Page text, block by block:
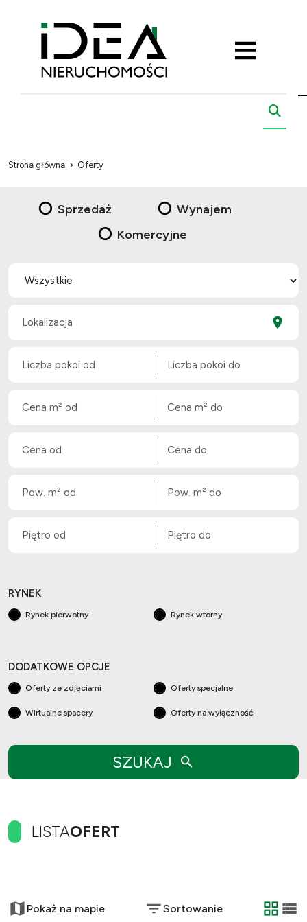
Strona główna Oferty
Sprzedaż
Wynajem
Komercyjne
RYNEK
Rynek pierwotny Rynek wtorny
DODATKOWE OPCJE
Oferty ze zdjęciami Oferty specjalne
Wirtualne spacery Oferty na wyłączność
SZUKAJ
LISTAOFERT
−Pokaż na mapie Sortowanie
tabela